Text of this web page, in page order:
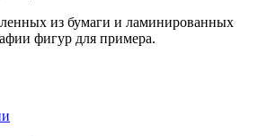
из бумаги и ламинированных
фигур для примера.